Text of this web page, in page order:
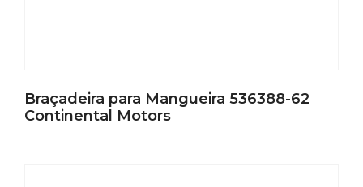
Braçadeira para Mangueira 536388-62
Continental Motors